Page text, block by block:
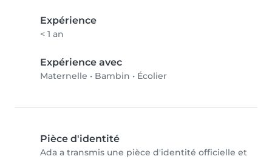
Expérience
< 1 an
Expérience avec
Maternelle • Bambin • Écolier
Pièce d'identité
Ada a transmis une pièce d'identité officielle et